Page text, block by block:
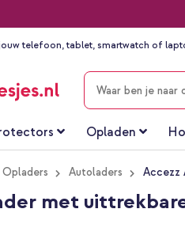
telefoon, tablet, smartwatch of
ZOEKEN
Opladen
Opladers Autoladers Accezz
met